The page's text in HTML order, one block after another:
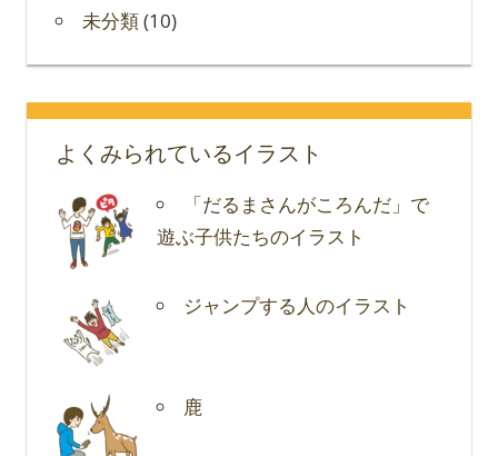
未分類(10)
よくみられているイラスト
「だるまさんがころんだ」で
遊ぶ子供たちのイラスト
ジャンプする人のイラスト
鹿